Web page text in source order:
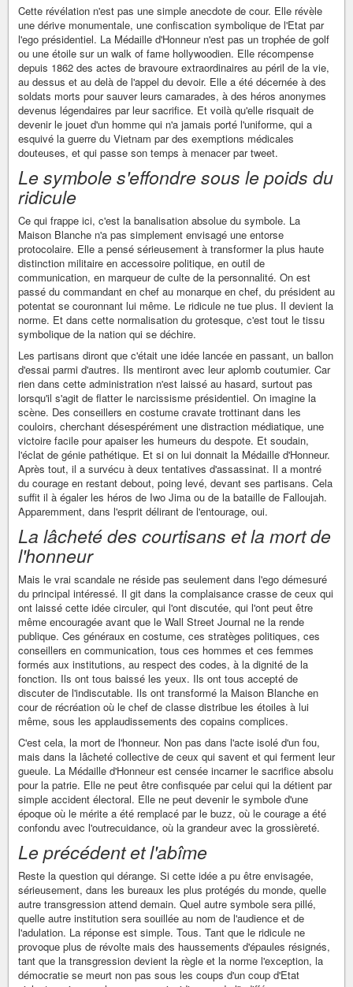
Cette révélation n'est pas une simple anecdote de cour. Elle révèle
une dérive monumentale, une confiscation symbolique de l'Etat par
l'ego présidentiel. La Médaille d'Honneur n'est pas un trophée de golf
ou une étoile sur un walk of fame hollywoodien. Elle récompense
depuis 1862 des actes de bravoure extraordinaires au péril de la vie,
au dessus et au delà de l'appel du devoir. Elle a été décernée à des
soldats morts pour sauver leurs camarades, à des héros anonymes
devenus légendaires par leur sacrifice. Et voilà qu'elle risquait de
devenir le jouet d'un homme qui n'a jamais porté l'uniforme, qui a
esquivé la guerre du Vietnam par des exemptions médicales
douteuses, et qui passe son temps à menacer par tweet.
Le symbole s'effondre sous le poids du
ridicule
Ce qui frappe ici, c'est la banalisation absolue du symbole. La
Maison Blanche n'a pas simplement envisagé une entorse
protocolaire. Elle a pensé sérieusement à transformer la plus haute
distinction militaire en accessoire politique, en outil de
communication, en marqueur de culte de la personnalité. On est
passé du commandant en chef au monarque en chef, du président au
potentat se couronnant lui même. Le ridicule ne tue plus. Il devient la
norme. Et dans cette normalisation du grotesque, c'est tout le tissu
symbolique de la nation qui se déchire.
Les partisans diront que c'était une idée lancée en passant, un ballon
d'essai parmi d'autres. Ils mentiront avec leur aplomb coutumier. Car
rien dans cette administration n'est laissé au hasard, surtout pas
lorsqu'il s'agit de flatter le narcissisme présidentiel. On imagine la
scène. Des conseillers en costume cravate trottinant dans les
couloirs, cherchant désespérément une distraction médiatique, une
victoire facile pour apaiser les humeurs du despote. Et soudain,
l'éclat de génie pathétique. Et si on lui donnait la Médaille d'Honneur.
Après tout, il a survécu à deux tentatives d'assassinat. Il a montré
du courage en restant debout, poing levé, devant ses partisans. Cela
suffit il à égaler les héros de Iwo Jima ou de la bataille de Falloujah.
Apparemment, dans l'esprit délirant de l'entourage, oui.
La lâcheté des courtisans et la mort de
l'honneur
Mais le vrai scandale ne réside pas seulement dans l'ego démesuré
du principal intéressé. Il git dans la complaisance crasse de ceux qui
ont laissé cette idée circuler, qui l'ont discutée, qui l'ont peut être
même encouragée avant que le Wall Street Journal ne la rende
publique. Ces généraux en costume, ces stratèges politiques, ces
conseillers en communication, tous ces hommes et ces femmes
formés aux institutions, au respect des codes, à la dignité de la
fonction. Ils ont tous baissé les yeux. Ils ont tous accepté de
discuter de l'indiscutable. Ils ont transformé la Maison Blanche en
cour de récréation où le chef de classe distribue les étoiles à lui
même, sous les applaudissements des copains complices.
C'est cela, la mort de l'honneur. Non pas dans l'acte isolé d'un fou,
mais dans la lâcheté collective de ceux qui savent et qui ferment leur
gueule. La Médaille d'Honneur est censée incarner le sacrifice absolu
pour la patrie. Elle ne peut être confisquée par celui qui la détient par
simple accident électoral. Elle ne peut devenir le symbole d'une
époque où le mérite a été remplacé par le buzz, où le courage a été
confondu avec l'outrecuidance, où la grandeur avec la grossièreté.
Le précédent et l'abîme
Reste la question qui dérange. Si cette idée a pu être envisagée,
sérieusement, dans les bureaux les plus protégés du monde, quelle
autre transgression attend demain. Quel autre symbole sera pillé,
quelle autre institution sera souillée au nom de l'audience et de
l'adulation. La réponse est simple. Tous. Tant que le ridicule ne
provoque plus de révolte mais des haussements d'épaules résignés,
tant que la transgression devient la règle et la norme l'exception, la
démocratie se meurt non pas sous les coups d'un coup d'Etat